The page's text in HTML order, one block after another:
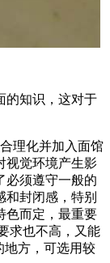
的知识，这对于
理化并加入面馆
视觉环境产生影
必须遵守一般的
封闭感，特别
色而定，最重要
求也不高，又能
地方，可选用较